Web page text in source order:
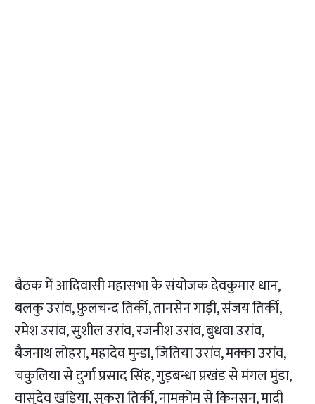
बैठक में आदिवासी महासभा के संयोजक देवकुमार धान,
बलकु उरांव, फ़ुलचन्द तिर्की, तानसेन गाड़ी, संजय तिर्की,
रमेश उरांव, सुशील उरांव, रजनीश उरांव, बुधवा उरांव,
बैजनाथ लोहरा, महादेव मुन्डा, जितिया उरांव, मक्का उरांव,
चकुलिया से दुर्गा प्रसाद सिंह, गुड़बन्धा प्रखंड से मंगल मुंडा,
वासुदेव खड़िया, सुकरा तिर्की, नामकोम से किनसन, मादी